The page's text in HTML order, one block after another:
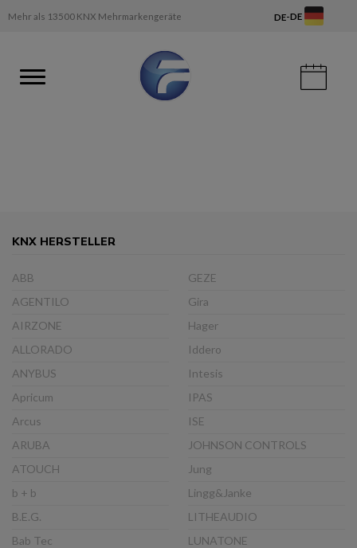
Mehr als 13500 KNX Mehrmarkengeräte DE-DE
KNX HERSTELLER
ABB
AGENTILO
AIRZONE
ALLORADO
ANYBUS
Apricum
Arcus
ARUBA
ATOUCH
b + b
B.E.G.
Bab Tec
GEZE
Gira
Hager
Iddero
Intesis
IPAS
ISE
JOHNSON CONTROLS
Jung
Lingg&Janke
LITHEAUDIO
LUNATONE